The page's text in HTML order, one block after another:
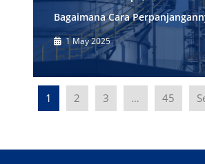
Bagaimana Cara
1 May 2025
1 2 3 … 45